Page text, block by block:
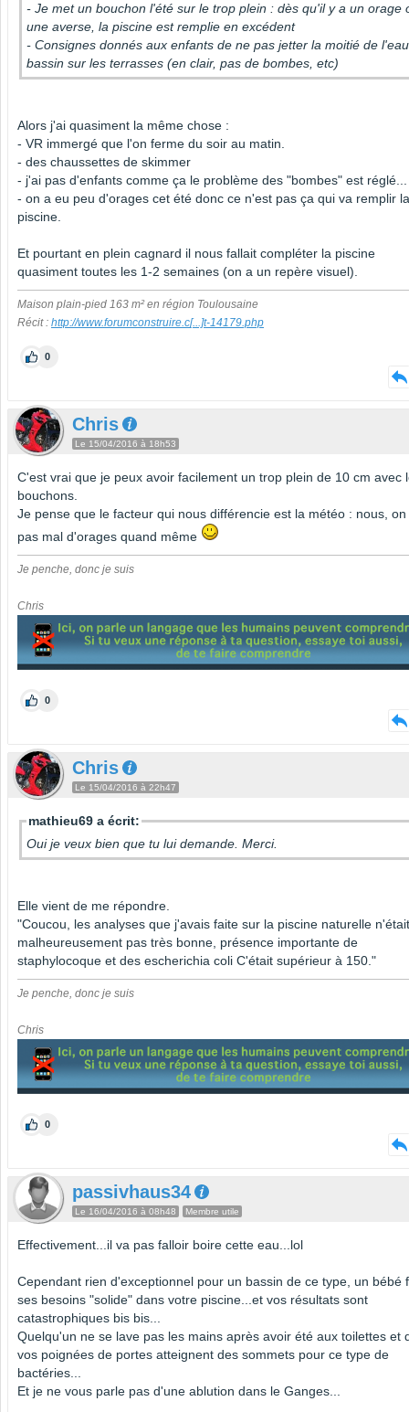
- Je met un bouchon l'été sur le trop plein : dès qu'il y a un orage
une averse, la piscine est remplie en excédent
- Consignes donnés aux enfants de ne pas jetter la moitié de
bassin sur les terrasses (en clair, pas de bombes, etc)
Alors j'ai quasiment la même chose :
- VR immergé que l'on ferme du soir au matin.
- des chaussettes de skimmer
- j'ai pas d'enfants comme ça le problème des "bombes" est réglé...
- on a eu peu d'orages cet été donc ce n'est pas ça qui va remplir la
piscine.
Et pourtant en plein cagnard il nous fallait compléter la piscine
quasiment toutes les 1-2 semaines (on a un repère visuel).
Maison plain-pied 163 m² en région Toulousaine
Récit : http://www.forumconstruire.c[...]t-14179.php
0
Chris
Le 15/04/2016 à 18h53
C'est vrai que je peux avoir facilement un trop plein de 10 cm avec
bouchons.
Je pense que le facteur qui nous différencie est la météo : nous, on
pas mal d'orages quand même
Je penche, donc je suis
Chris
0
Chris
Le 15/04/2016 à 22h47
mathieu69 a écrit:
Oui je veux bien que tu lui demande. Merci.
Elle vient de me répondre.
"Coucou, les analyses que j'avais faite sur la piscine naturelle n'était
malheureusement pas très bonne, présence importante de
staphylocoque et des escherichia coli C'était supérieur à 150."
Je penche, donc je suis
Chris
0
passivhaus34
Le 16/04/2016 à 08h48 Membre utile
Effectivement...il va pas falloir boire cette eau...lol
Cependant rien d'exceptionnel pour un bassin de ce type, un bébé
ses besoins "solide" dans votre piscine...et vos résultats sont
catastrophiques bis bis...
Quelqu'un ne se lave pas les mains après avoir été aux toilettes et
vos poignées de portes atteignent des sommets pour ce type de
bactéries...
Et je ne vous parle pas d'une ablution dans le Ganges...